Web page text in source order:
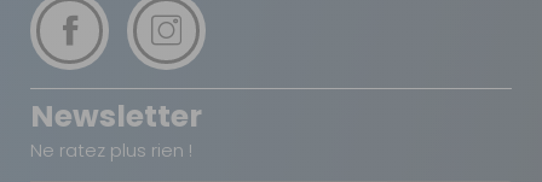
Newsletter
Ne ratez plus rien !